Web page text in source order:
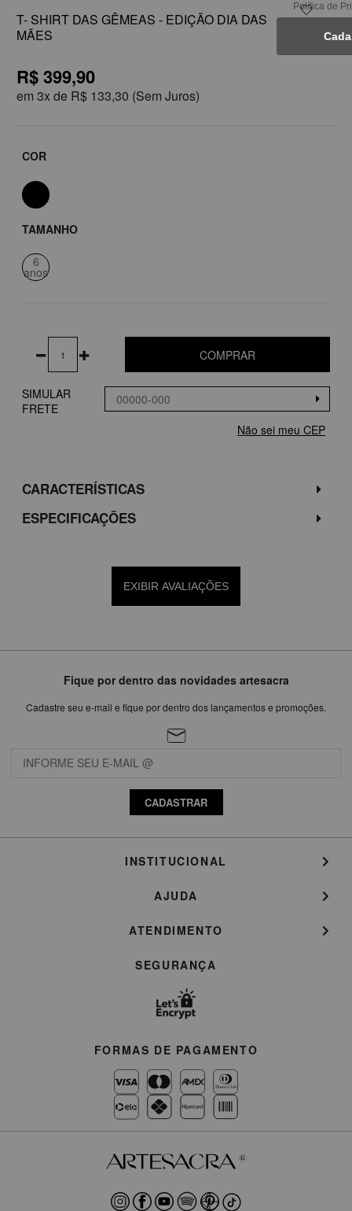
T- SHIRT DAS GÊMEAS - EDIÇÃO DIA DAS
MÃES
R$ 399,90
em 3x de R$ 133,30 (Sem Juros)
COR
TAMANHO
6
anos
COMPRAR
SIMULAR
FRETE
Não sei meu CEP
CARACTERÍSTICAS
ESPECIFICAÇÕES
EXIBIR AVALIAÇÕES
Fique por dentro das novidades artesacra
Cadastre seu e-mail e fique por dentro dos lançamentos e promoções.
CADASTRAR
INSTITUCIONAL
AJUDA
ATENDIMENTO
SEGURANÇA
FORMAS DE PAGAMENTO
Política de